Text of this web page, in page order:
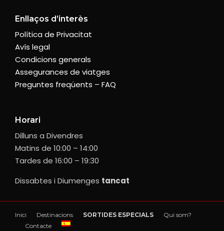
Enllaços d’interès
Política de Privacitat
Avís legal
Condicions generals
Assegurances de viatges
Preguntes freqüents – FAQ
Horari
Dilluns a Divendres
Matins de 10:00 – 14:00
Tardes de 16:00 – 19:30
Dissabtes i Diumenges tancat
Inici Destinacions SORTIDES ESPECIALS
Qui som?
Contacte